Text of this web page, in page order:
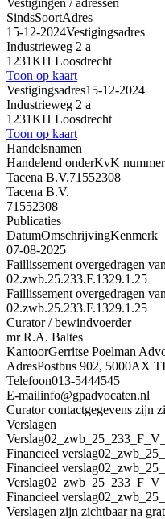
SindsSoortAdres
15-12-2024Vestigingsadres
Industrieweg 2 a
1231KH Loosdrecht
Toon op kaart
Vestigingsadres15-12-2024
Industrieweg 2 a
1231KH Loosdrecht
Toon op kaart
Handelsnamen
Handelend onderKvK nummer
Tacena B.V.71552308
Tacena B.V.
71552308
Publicaties
DatumOmschrijvingKenmerk
07-08-2025
Faillissement overgedragen
02.zwb.25.233.F.1329.1.25
Faillissement overgedragen
02.zwb.25.233.F.1329.1.25
Curator / bewindvoerder
mr R.A. Baltes
KantoorGerritse Poelman
AdresPostbus 902, 5000AX
Telefoon013-5444545
E-mailinfo@gpadvocaten.nl
Curator contactgegevens zijn
Verslagen
Verslag
Financieel verslag
Financieel verslag
Verslag
Financieel verslag
Verslagen zijn zichtbaar na